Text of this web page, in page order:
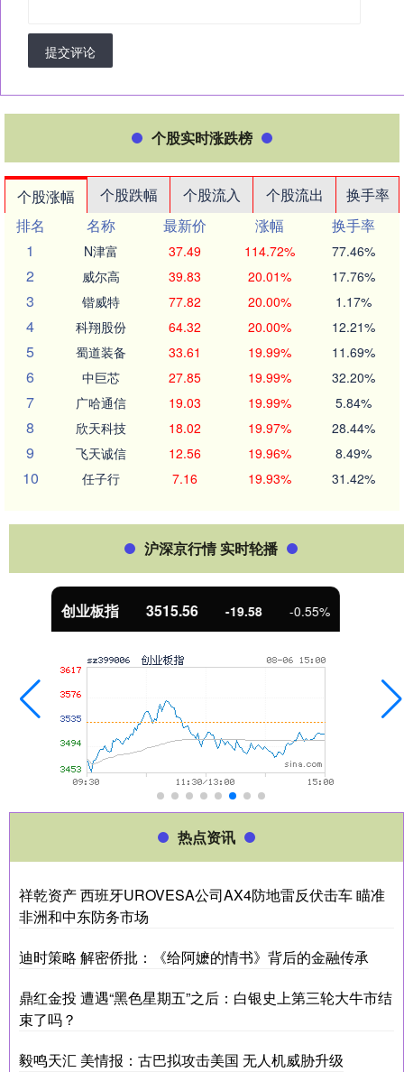
提交评论
个股实时涨跌榜
个股涨幅 个股跌幅 个股流入 个股流出
换手率
排名
名称 最新价 涨幅
换手率
1
N津富 37.49 114.72% 77.46%
2 威尔高 39.83 20.01% 17.76%
3 锴威特 77.82 20.00% 1.17%
4 科翔股份 64.32 20.00% 12.21%
5 蜀道装备 33.61 19.99% 11.69%
6 中巨芯 27.85 19.99% 32.20%
7 广哈通信 19.03 19.99% 5.84%
8 欣天科技 18.02 19.97% 28.44%
9 飞天诚信 12.56 19.96% 8.49%
10 任子行 7.16 19.93% 31.42%
沪深京行情 实时轮播
基金指数 7229.80 -1.63 -0.02%
热点资讯
祥乾资产 西班牙UROVESA公司AX4防地雷反伏击车 瞄准
非洲和中东防务市场
迪时策略 解密侨批：《给阿嬷的情书》背后的金融传承
鼎红金投 遭遇“黑色星期五”之后：白银史上第三轮大牛市结
束了吗？
毅鸣天汇 美情报：古巴拟攻击美国 无人机威胁升级